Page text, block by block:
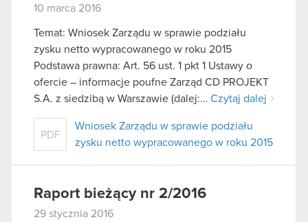
10 marca 2016
Temat: Wniosek Zarządu w sprawie podziału
zysku netto wypracowanego w roku 2015
Podstawa prawna: Art. 56 ust. 1 pkt 1 Ustawy o
ofercie – informacje poufne Zarząd CD PROJEKT
S.A. z siedzibą w Warszawie (dalej:… Czytaj dalej
PDF
Wniosek Zarządu w sprawie podziału
zysku netto wypracowanego w roku 2015
Raport bieżący nr 2/2016
29 stycznia 2016